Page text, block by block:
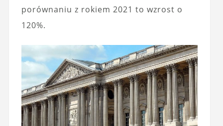
porównaniu z rokiem 2021 to wzrost o
120%.